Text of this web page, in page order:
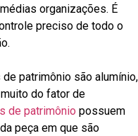
organizações. É
preciso de todo o
patrimônio são alumínio,
do fator de
de patrimônio possuem
peça em que são